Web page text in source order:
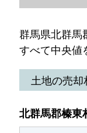
群馬県北群馬
すべて中央値
土地の売却
北群馬郡榛東